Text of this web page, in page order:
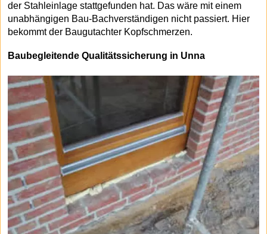
der Stahleinlage stattgefunden hat. Das wäre mit einem
unabhängigen Bau-Bachverständigen nicht passiert. Hier
bekommt der Baugutachter Kopfschmerzen.
Baubegleitende Qualitätssicherung in Unna